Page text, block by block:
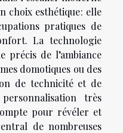
choix esthétique : elle
pratiques de
La technologie
précis de l’ambiance
domotiques ou des
de technicité et de
très
pour révéler et
de nombreuses